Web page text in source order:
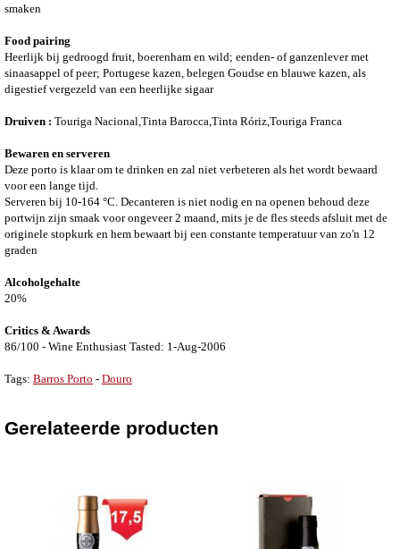
smaken
Food pairing
Heerlijk bij gedroogd fruit, boerenham en wild; eenden- of ganzenlever met
sinaasappel of peer; Portugese kazen, belegen Goudse en blauwe kazen, als
digestief vergezeld van een heerlijke sigaar
Druiven : Touriga Nacional,Tinta Barocca,Tinta Róriz,Touriga Franca
Bewaren en serveren
Deze porto is klaar om te drinken en zal niet verbeteren als het wordt bewaard
voor een lange tijd.
Serveren bij 10-164 °C. Decanteren is niet nodig en na openen behoud deze
portwijn zijn smaak voor ongeveer 2 maand, mits je de fles steeds afsluit met de
originele stopkurk en hem bewaart bij een constante temperatuur van zo'n 12
graden
Alcoholgehalte
20%
Critics & Awards
86/100 - Wine Enthusiast Tasted: 1-Aug-2006
Tags: Barros Porto - Douro
Gerelateerde producten